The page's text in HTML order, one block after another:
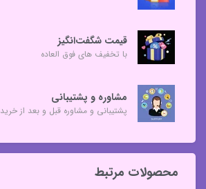
قیمت شگفت‌انگیز
با تخفیف های فوق العاده
مشاوره و پشتیبانی
پشتیبانی و مشاوره قبل و بعد از خرید
محصولات مرتبط